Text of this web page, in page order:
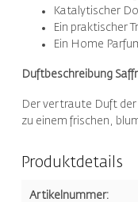
Katalytischer
Ein praktischer
Ein Home
Duftbeschreibung
Der vertraute Duft
zu einem frischen,
Produktdetails
Artikelnummer: